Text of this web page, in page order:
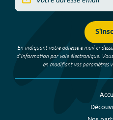
En indiquant votre adresse e-mail ci-
d’information par voie électronique.
en modifiant vos paramètres